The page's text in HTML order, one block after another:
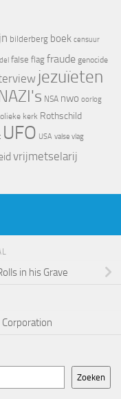
bilderberg boek censuur
false flag fraude genocide
jezuïeten
NSA nwo oorlog
kerk Rothschild
UFO USA valse vlag
vrijmetselarij
in his Grave
Zoeken